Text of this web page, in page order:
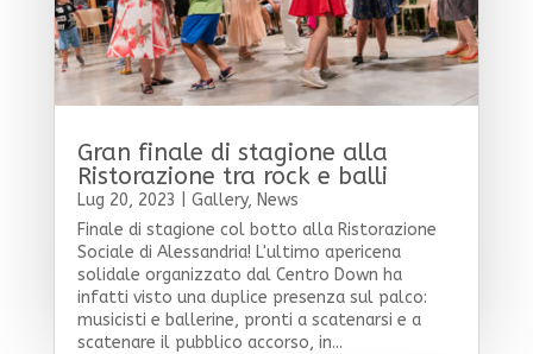
Gran finale di stagione alla
Ristorazione tra rock e balli
Lug 20, 2023 Gallery, News
Finale di stagione col botto alla Ristorazione
Sociale di Alessandria! L'ultimo apericena
solidale organizzato dal Centro Down ha
infatti visto una duplice presenza sul palco:
musicisti e ballerine, pronti a scatenarsi e a
scatenare il pubblico accorso, in...